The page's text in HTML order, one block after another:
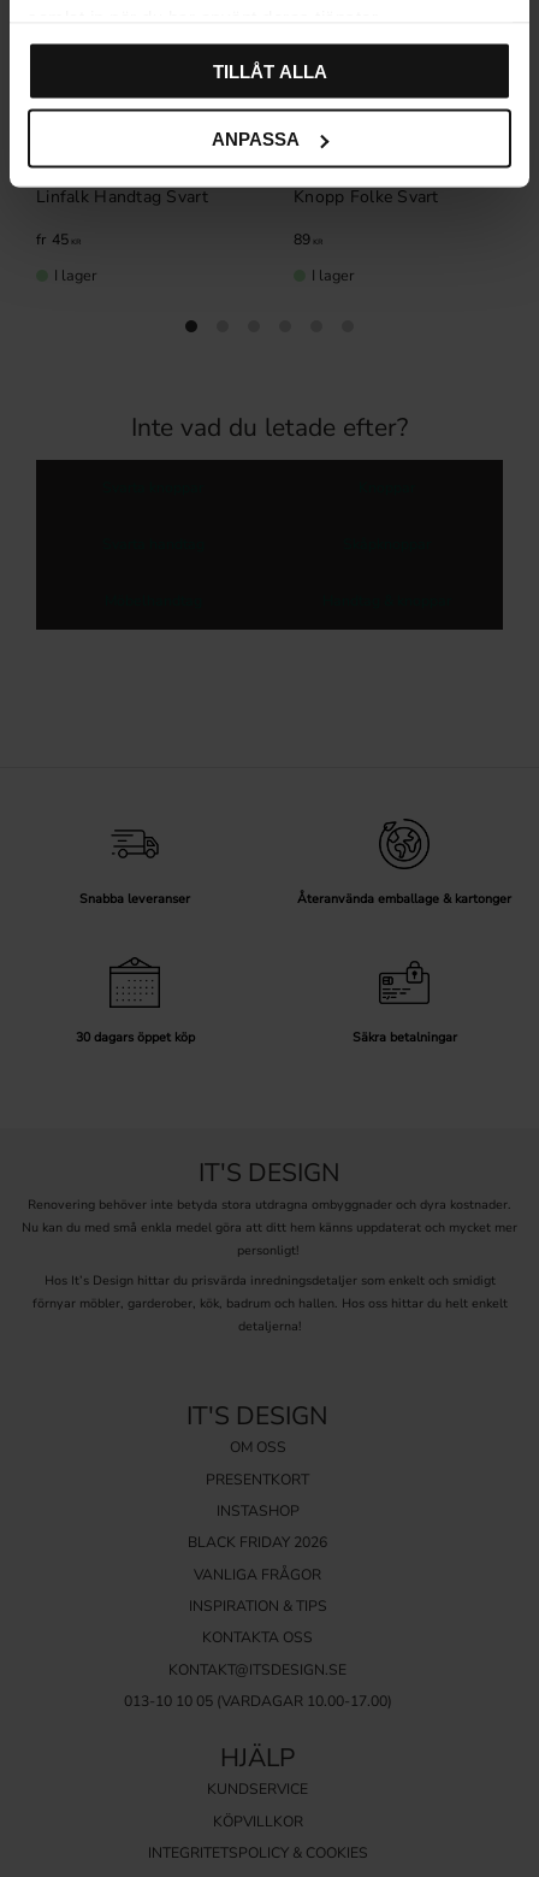
TILLÅT ALLA
ANPASSA
Linfalk Handtag Svart
45KR
I lager
Knopp Folke Svart
89KR
I lager
Inte vad du letade efter?
Snabba leveranser Återanvända emballage & kartonger
30 dagars öppet köp Säkra betalningar
IT'S DESIGN
Renovering behöver inte betyda stora utdragna ombyggnader och dyra kostnader.
Nu kan du med små enkla medel göra att ditt hem känns uppdaterat och mycket mer
personligt!
Hos It’s Design hittar du prisvärda inredningsdetaljer som enkelt och smidigt
förnyar möbler, garderober, kök, badrum och hallen. Hos oss hittar du helt enkelt
detaljerna!
IT'S DESIGN
OM OSS
PRESENTKORT
INSTASHOP
BLACK FRIDAY 2026
VANLIGA FRÅGOR
INSPIRATION & TIPS
KONTAKTA OSS
KONTAKT@ITSDESIGN.SE
013-10 10 05(VARDAGAR 10.00-17.00)
HJÄLP
KUNDSERVICE
KÖPVILLKOR
INTEGRITETSPOLICY & COOKIES